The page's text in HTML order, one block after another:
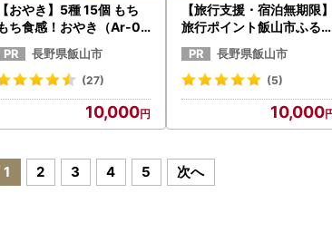
【おやき】5種 15個 もち
ち食感！おやき（Ar-00
）長野 信州
長野県飯山市
(27)
10,000
【旅行支援・宿泊無期限】
旅行ポイント飯山市ふるな
びトラベルポイント
長野県飯山市
(5)
10,000
1 2 3 4 5 次へ